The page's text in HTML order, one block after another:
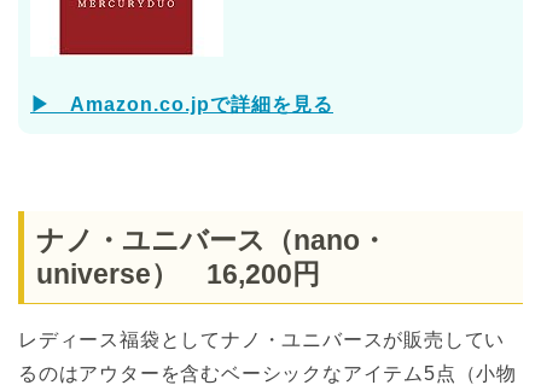
▶ Amazon.co.jpで詳細を見る
ナノ・ユニバース（nano・
universe） 16,200円
レディース福袋としてナノ・ユニバースが販売してい
るのはアウターを含むベーシックなアイテム5点（小物